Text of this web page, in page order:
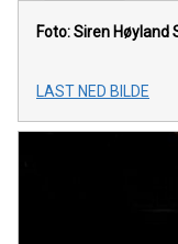
Foto: Siren
LAST NED BILDE